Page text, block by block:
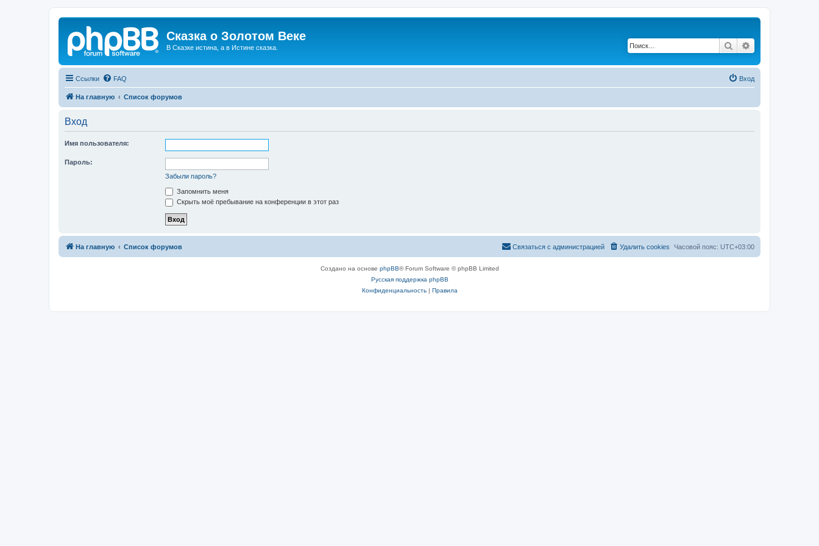
Сказка о Золотом Веке
В Сказке истина, а в Истине сказка. Поиск
Ссылки FAQ Вход
На главную Список форумов
Вход
Имя пользователя:
Пароль:
Забыли пароль?
Запомнить меня
Скрыть моё пребывание на конференции в этот раз
На главную Список форумов Часовой пояс: UTC+03:00
Удалить cookies
Связаться с администрацией
Создано на основе phpBB® Forum Software © phpBB Limited
Русская поддержка phpBB
Конфиденциальность| Правила